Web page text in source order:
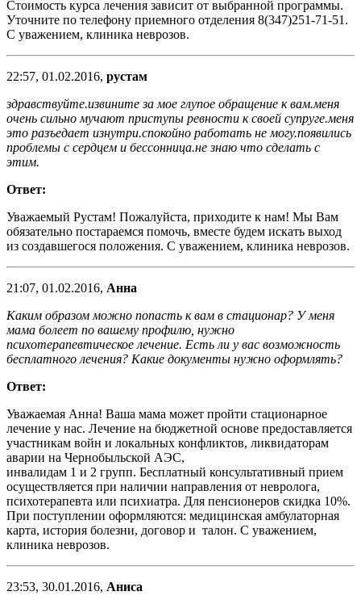
Стоимость курса лечения зависит от выбранной программы.
Уточните по телефону приемного отделения 8(347)251-71-51.
С уважением, клиника неврозов.
22:57, 01.02.2016, рустам
здравствуйте.извините за мое глупое обращение к вам.меня
очень сильно мучают приступы ревности к своей супруге.меня
это разъедает изнутри.спокойно работать не могу.появились
проблемы с сердцем и бессонница.не знаю что сделать с
этим.
Ответ:
Уважаемый Рустам! Пожалуйста, приходите к нам! Мы Вам
обязательно постараемся помочь, вместе будем искать выход
из создавшегося положения. С уважением, клиника неврозов.
21:07, 01.02.2016, Анна
Каким образом можно попасть к вам в стационар? У меня
мама болеет по вашему профилю, нужно
психотерапевтическое лечение. Есть ли у вас возможность
бесплатного лечения? Какие документы нужно оформлять?
Ответ:
Уважаемая Анна! Ваша мама может пройти стационарное
лечение у нас. Лечение на бюджетной основе предоставляется
участникам войн и локальных конфликтов, ликвидаторам
аварии на Чернобыльской АЭС,
инвалидам 1 и 2 групп. Бесплатный консультативный прием
осуществляется при наличии направления от невролога,
психотерапевта или психиатра. Для пенсионеров скидка 10%.
При поступлении оформляются: медицинская амбулаторная
карта, история болезни, договор и талон. С уважением,
клиника неврозов.
23:53, 30.01.2016, Аниса